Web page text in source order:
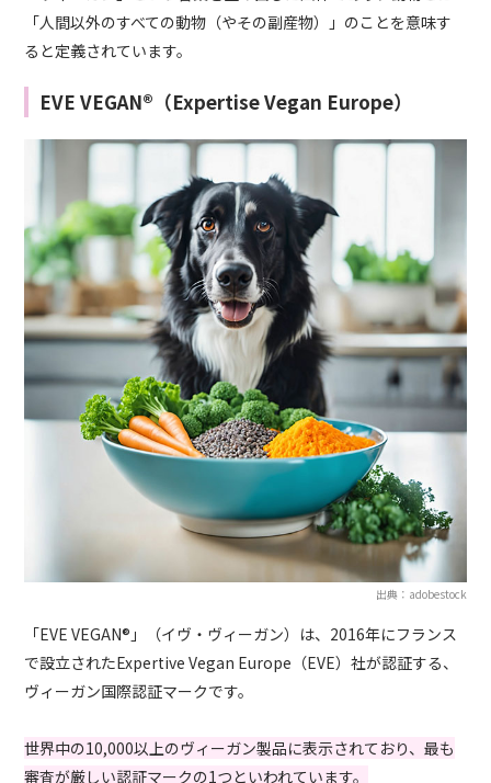
「人間以外のすべての動物（やその副産物）」のことを意味す
ると定義されています。
EVE VEGAN®（Expertise Vegan Europe）
出典：adobestock
「EVE VEGAN®」（イヴ・ヴィーガン）は、2016年にフランス
で設立されたExpertive Vegan Europe（EVE）社が認証する、
ヴィーガン国際認証マークです。
世界中の10,000以上のヴィーガン製品に表示されており、最も
審査が厳しい認証マークの1つといわれています。